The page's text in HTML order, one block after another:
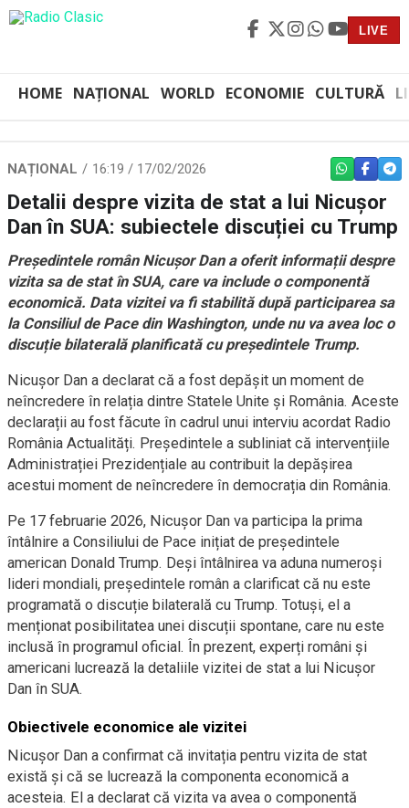
LIVE
HOME NAȚIONAL WORLD ECONOMIE CULTURĂ
NAȚIONAL 16:19 / 17/02/2026 WHATSAPP
Detalii despre vizita de stat a lui Nicușor
Dan în SUA: subiectele discuției cu Trump
Președintele român Nicușor Dan a oferit informații despre
vizita sa de stat în SUA, care va include o componentă
economică. Data vizitei va fi stabilită după participarea sa
la Consiliul de Pace din Washington, unde nu va avea loc o
discuție bilaterală planificată cu președintele Trump.
Nicuşor Dan a declarat că a fost depășit un moment de
neîncredere în relația dintre Statele Unite și România. Aceste
declarații au fost făcute în cadrul unui interviu acordat Radio
România Actualități. Președintele a subliniat că intervențiile
Administrației Prezidențiale au contribuit la depășirea
acestui moment de neîncredere în democrația din România.
Pe 17 februarie 2026, Nicușor Dan va participa la prima
întâlnire a Consiliului de Pace inițiat de președintele
american Donald Trump. Deși întâlnirea va aduna numeroși
lideri mondiali, președintele român a clarificat că nu este
programată o discuție bilaterală cu Trump. Totuși, el a
menționat posibilitatea unei discuții spontane, care nu este
inclusă în programul oficial. În prezent, experți români și
americani lucrează la detaliile vizitei de stat a lui Nicușor
Dan în SUA.
Obiectivele economice ale vizitei
Nicuşor Dan a confirmat că invitația pentru vizita de stat
există și că se lucrează la componenta economică a
acesteia. El a declarat că vizita va avea o componentă